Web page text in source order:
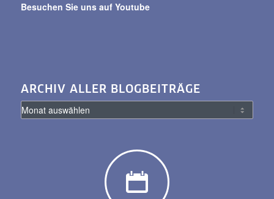
Besuchen Sie uns auf Youtube
ARCHIV ALLER BLOGBEITRÄGE